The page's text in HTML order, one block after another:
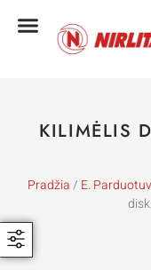
KILIMĖLIS
Pradžia/ E.